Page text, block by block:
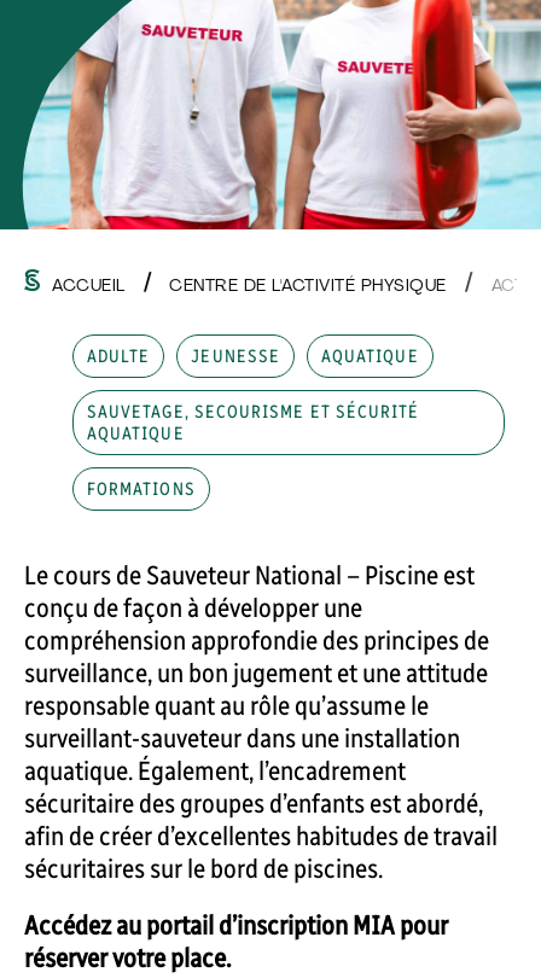
ACCUEIL CENTRE DE L'ACTIVITÉ PHYSIQUE
ADULTE JEUNESSE AQUATIQUE
SAUVETAGE, SECOURISME ET SÉCURITÉ
AQUATIQUE
FORMATIONS
Le cours de Sauveteur National – Piscine est
conçu de façon à développer une
compréhension approfondie des principes de
surveillance, un bon jugement et une attitude
responsable quant au rôle qu’assume le
surveillant-sauveteur dans une installation
aquatique. Également, l’encadrement
sécuritaire des groupes d’enfants est abordé,
afin de créer d’excellentes habitudes de travail
sécuritaires sur le bord de piscines.
Accédez au portail d’inscription MIA pour
réserver votre place.